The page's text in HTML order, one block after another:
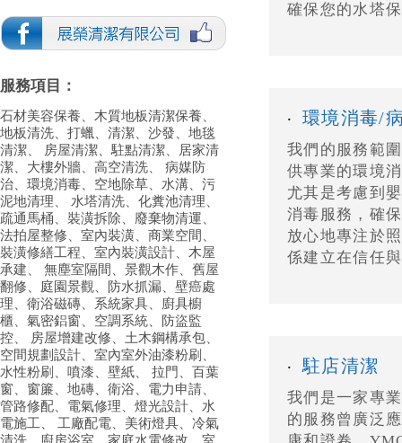
服務項目：
石材美容保養、木質地板清潔保養、
地板清洗、打蠟、清潔、沙發、地毯
清潔、 房屋清潔、駐點清潔、居家清
潔、大樓外牆、高空清洗、 病媒防
治、環境消毒、空地除草、水溝、污
泥地清理、 水塔清洗、化糞池清理、
疏通馬桶、裝潢拆除、廢棄物清運、
法拍屋整修、室內裝潢、商業空間、
裝潢修繕工程、室內裝潢設計、木屋
承建、 無塵室隔間、景觀木作、舊屋
翻修、庭園景觀、防水抓漏、壁癌處
理、衛浴磁磚、系統家具、廚具櫥
櫃、氣密鋁窗、空調系統、防盜監
控、 房屋增建改修、土木鋼構承包、
空間規劃設計、室內室外油漆粉刷、
水性粉刷、噴漆、壁紙、 拉門、百葉
窗、窗簾、地磚、衛浴、電力申請、
管路修配、電氣修理、燈光設計、水
電施工、 工廠配電、美術燈具、冷氣
確保您的水塔
‧ 環境消毒/
我們的服務範
供專業的環境
尤其是考慮到
消毒服務，確
放心地專注於
係建立在信任
‧ 駐店清潔
我們是一家專
的服務曾廣泛